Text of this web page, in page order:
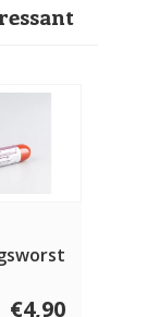
€4,90